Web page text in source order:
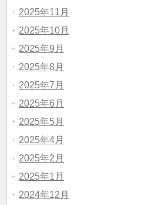
2025年11月
2025年10月
2025年9月
2025年8月
2025年7月
2025年6月
2025年5月
2025年4月
2025年2月
2025年1月
2024年12月